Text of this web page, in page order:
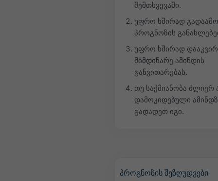
შემთხვევაში.
უფრო ხშირად
პროგნოზის
უფრო ხშირად
მიმდინარე ამინდის
განვითარებას.
თუ საქმიანობა ძლიერ
დამოკიდებული
გადადეთ იგი.
პროგნოზის შეზღუდვები